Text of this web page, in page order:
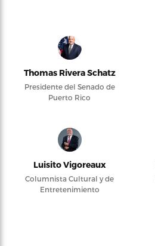
Thomas Rivera Schatz
Presidente del Senado de
Puerto Rico
Luisito Vigoreaux
Columnista Cultural y de
Entretenimiento